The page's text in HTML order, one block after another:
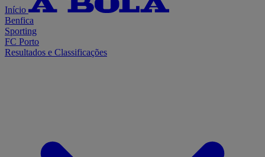
Início
Benfica
Sporting
FC Porto
Resultados e Classificações